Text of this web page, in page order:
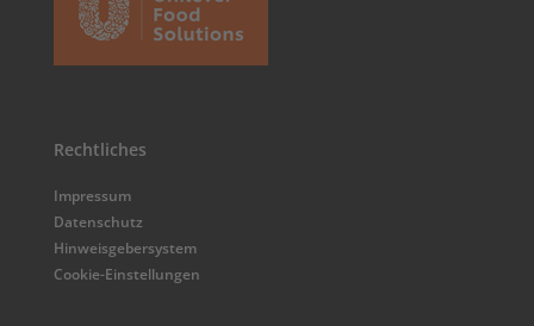
Rechtliches
Impressum
Datenschutz
Hinweisgebersystem
Cookie-Einstellungen